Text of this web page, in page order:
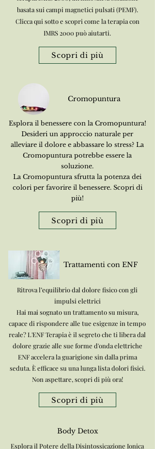
basata sui campi magnetici pulsati (PEMF).
Clicca qui sotto e scopri come la terapia con
IMRS 2000 può aiutarti.
Scopri di più
Cromopuntura
Esplora il benessere con la Cromopuntura!
Desideri un approccio naturale per
alleviare il dolore e abbassare lo stress? La
Cromopuntura potrebbe essere la
soluzione.
La Cromopuntura sfrutta la potenza dei
colori per favorire il benessere. Scopri di
più!
Scopri di più
Trattamenti con ENF
Ritrova l’equilibrio dal dolore fisico con gli
impulsi elettrici
Hai mai sognato un trattamento su misura,
capace di rispondere alle tue esigenze in tempo
reale? L'ENF Terapia è il segreto che ti libera dal
dolore grazie alle sue forme d'onda elettriche
ENF accelera la guarigione sin dalla prima
seduta. È efficace su una lunga lista dolori fisici.
Non aspettare, scopri di più ora!
Scopri di più
Body Detox
Esplora il Potere della Disintossicazione Ionica